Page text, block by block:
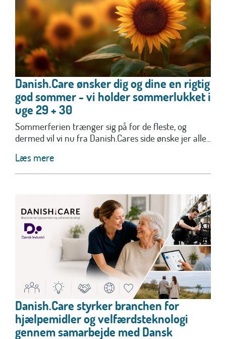
Danish.Care ønsker dig og dine en rigtig
god sommer - vi holder sommerlukket i
uge 29 + 30
Sommerferien trænger sig på for de fleste, og
dermed vil vi nu fra Danish.Cares side ønske jer alle...
Læs mere
Danish.Care styrker branchen for
hjælpemidler og velfærdsteknologi
gennem samarbejde med Dansk